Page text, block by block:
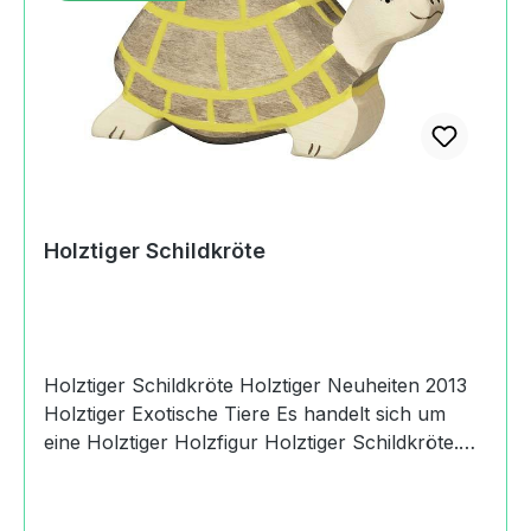
Holztiger Schildkröte
Holztiger Schildkröte Holztiger Neuheiten 2013
Holztiger Exotische Tiere Es handelt sich um
eine Holztiger Holzfigur Holztiger Schildkröte.